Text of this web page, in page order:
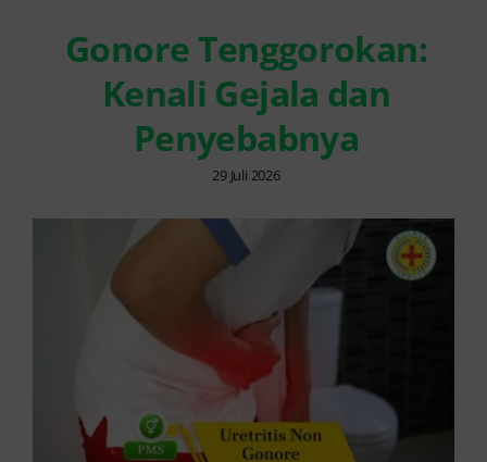
Gonore Tenggorokan:
Kenali Gejala dan
Penyebabnya
29 Juli 2026